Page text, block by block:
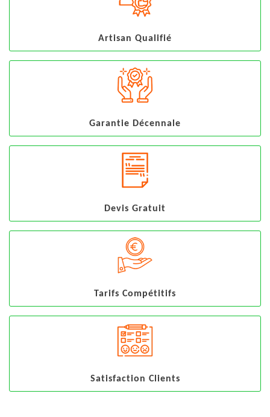
Artisan Qualifié
Garantie Décennale
Devis Gratuit
Tarifs Compétitifs
Satisfaction Clients